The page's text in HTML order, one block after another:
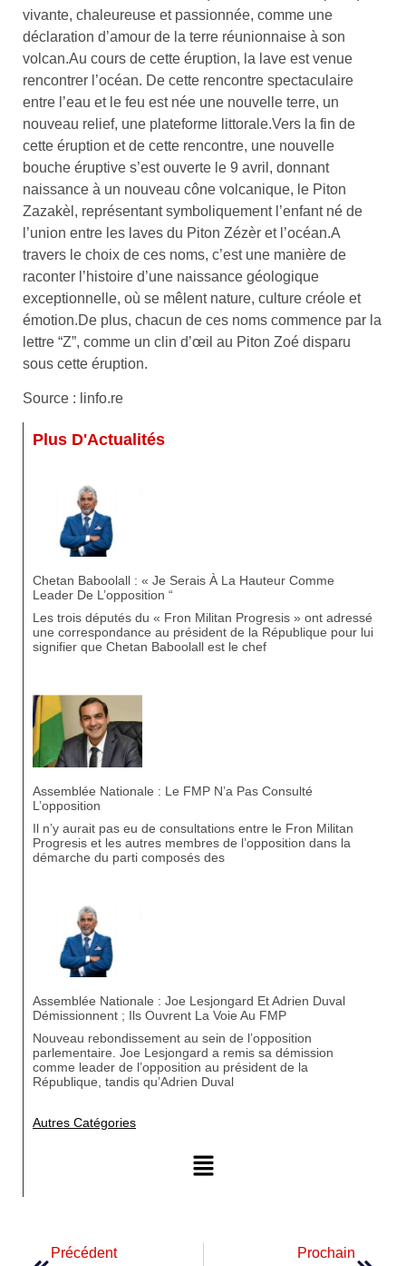
vivante, chaleureuse et passionnée, comme une
déclaration d’amour de la terre réunionnaise à son
volcan.Au cours de cette éruption, la lave est venue
rencontrer l’océan. De cette rencontre spectaculaire
entre l’eau et le feu est née une nouvelle terre, un
nouveau relief, une plateforme littorale.Vers la fin de
cette éruption et de cette rencontre, une nouvelle
bouche éruptive s’est ouverte le 9 avril, donnant
naissance à un nouveau cône volcanique, le Piton
Zazakèl, représentant symboliquement l’enfant né de
l’union entre les laves du Piton Zézèr et l’océan.A
travers le choix de ces noms, c’est une manière de
raconter l’histoire d’une naissance géologique
exceptionnelle, où se mêlent nature, culture créole et
émotion.De plus, chacun de ces noms commence par la
lettre “Z”, comme un clin d’œil au Piton Zoé disparu
sous cette éruption.
Source : linfo.re
Plus D'Actualités
Chetan Baboolall : « Je Serais À La Hauteur Comme
Leader De L’opposition “
Les trois députés du « Fron Militan Progresis » ont adressé
une correspondance au président de la République pour lui
signifier que Chetan Baboolall est le chef
Assemblée Nationale : Le FMP N’a Pas Consulté
L’opposition
Il n’y aurait pas eu de consultations entre le Fron Militan
Progresis et les autres membres de l’opposition dans la
démarche du parti composés des
Assemblée Nationale : Joe Lesjongard Et Adrien Duval
Démissionnent ; Ils Ouvrent La Voie Au FMP
Nouveau rebondissement au sein de l’opposition
parlementaire. Joe Lesjongard a remis sa démission
comme leader de l’opposition au président de la
République, tandis qu’Adrien Duval
Autres Catégories
Précédent Prochain